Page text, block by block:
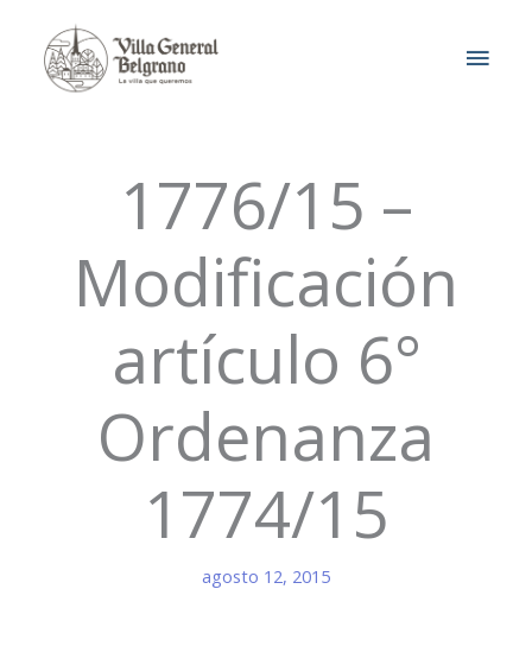
contenido
1776/15 –
Modificación
artículo 6°
Ordenanza
1774/15
agosto 12, 2015